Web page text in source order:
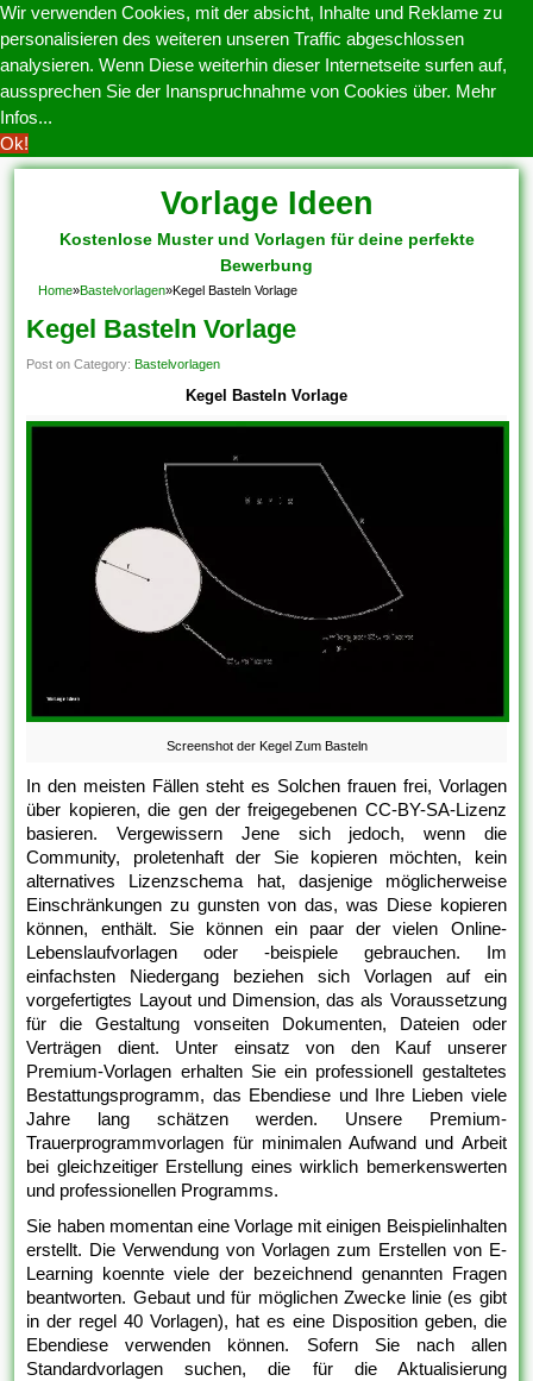
Wir verwenden Cookies, mit der absicht, Inhalte und Reklame zu
personalisieren des weiteren unseren Traffic abgeschlossen
analysieren. Wenn Diese weiterhin dieser Internetseite surfen auf,
aussprechen Sie der Inanspruchnahme von Cookies über. Mehr
Infos...
Ok!
Vorlage Ideen
Kostenlose Muster und Vorlagen für deine perfekte
Bewerbung
Home»Bastelvorlagen»Kegel Basteln Vorlage
Kegel Basteln Vorlage
Post on Category:Bastelvorlagen
Kegel Basteln Vorlage
Screenshot der Kegel Zum Basteln
In den meisten Fällen steht es Solchen frauen frei, Vorlagen
über kopieren, die gen der freigegebenen CC-BY-SA-Lizenz
basieren. Vergewissern Jene sich jedoch, wenn die
Community, proletenhaft der Sie kopieren möchten, kein
alternatives Lizenzschema hat, dasjenige möglicherweise
Einschränkungen zu gunsten von das, was Diese kopieren
können, enthält. Sie können ein paar der vielen Online-
Lebenslaufvorlagen oder -beispiele gebrauchen. Im
einfachsten Niedergang beziehen sich Vorlagen auf ein
vorgefertigtes Layout und Dimension, das als Voraussetzung
für die Gestaltung vonseiten Dokumenten, Dateien oder
Verträgen dient. Unter einsatz von den Kauf unserer
Premium-Vorlagen erhalten Sie ein professionell gestaltetes
Bestattungsprogramm, das Ebendiese und Ihre Lieben viele
Jahre lang schätzen werden. Unsere Premium-
Trauerprogrammvorlagen für minimalen Aufwand und Arbeit
bei gleichzeitiger Erstellung eines wirklich bemerkenswerten
und professionellen Programms.
Sie haben momentan eine Vorlage mit einigen Beispielinhalten
erstellt. Die Verwendung von Vorlagen zum Erstellen von E-
Learning koennte viele der bezeichnend genannten Fragen
beantworten. Gebaut und für möglichen Zwecke linie (es gibt
in der regel 40 Vorlagen), hat es eine Disposition geben, die
Ebendiese verwenden können. Sofern Sie nach allen
Standardvorlagen suchen, die für die Aktualisierung